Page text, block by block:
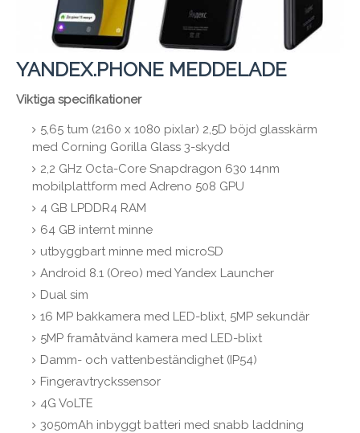
YANDEX.PHONE MEDDELADE
Viktiga specifikationer
5,65 tum (2160 x 1080 pixlar) 2,5D böjd glasskärm
med Corning Gorilla Glass 3-skydd
2,2 GHz Octa-Core Snapdragon 630 14nm
mobilplattform med Adreno 508 GPU
4 GB LPDDR4 RAM
64 GB internt minne
utbyggbart minne med microSD
Android 8.1 (Oreo) med Yandex Launcher
Dual sim
16 MP bakkamera med LED-blixt, 5MP sekundär
5MP framåtvänd kamera med LED-blixt
Damm- och vattenbeständighet (IP54)
Fingeravtryckssensor
4G VoLTE
3050mAh inbyggt batteri med snabb laddning